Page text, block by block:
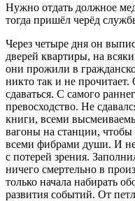
Нужно отдать должное
тогда пришёл черёд
Через четыре дня он
дверей квартиры, на
они прожили в
никто так и не
сдаваться. С самого
превосходство. Не
книги, всеми
вагоны на станции, чтобы
всеми фибрами души. И не
с потерей зрения.
ничего смертельно в
только начала набирать
развития событий. От